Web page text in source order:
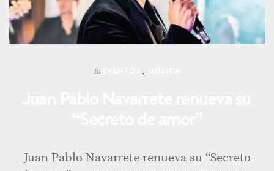
In ,
Juan Pablo Navarrete renueva su “Secreto